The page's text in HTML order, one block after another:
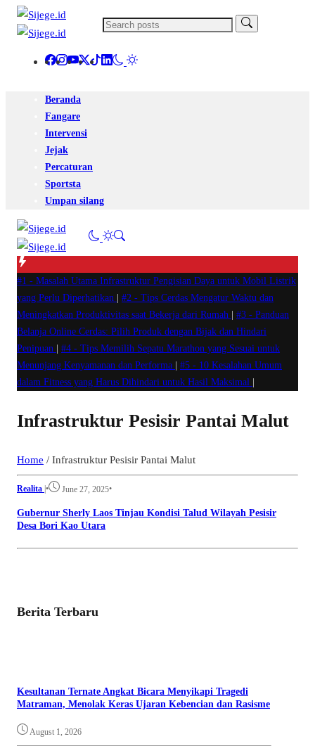
Beranda
Fangare
Intervensi
Jejak
Percaturan
Sportsta
Umpan silang
#1 - Masalah Utama Infrastruktur Pengisian Daya untuk Mobil Listrik
yang Perlu Diperhatikan
#2 - Tips Cerdas Mengatur Waktu dan
Meningkatkan Produktivitas saat Bekerja dari Rumah
#3 - Panduan
Belanja Online Cerdas: Pilih Produk dengan Bijak dan Hindari
Penipuan
#4 - Tips Memilih Sepatu Marathon yang Sesuai untuk
Menunjang Kenyamanan dan Performa
#5 - 10 Kesalahan Umum
dalam Fitness yang Harus Dihindari untuk Hasil Maksimal
Infrastruktur Pesisir Pantai Malut
Home / Infrastruktur Pesisir Pantai Malut
Realita • June 27, 2025•
Gubernur Sherly Laos Tinjau Kondisi Talud Wilayah Pesisir
Desa Bori Kao Utara
Berita Terbaru
Kesultanan Ternate Angkat Bicara Menyikapi Tragedi
Matraman, Menolak Keras Ujaran Kebencian dan Rasisme
August 1, 2026